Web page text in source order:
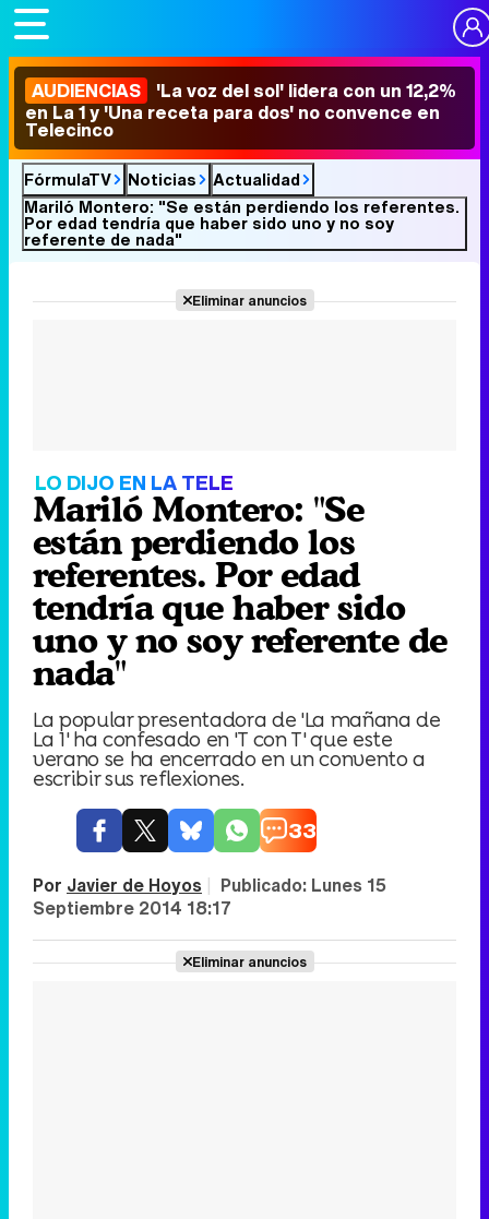
AUDIENCIAS 'La voz del sol' lidera con un 12,2%
en La 1 y 'Una receta para dos' no convence en
Telecinco
FórmulaTV Noticias
Actualidad
Mariló Montero: "Se están perdiendo los referentes.
Por edad tendría que haber sido uno y no soy
referente de nada"
Eliminar anuncios
LO DIJO EN LA TELE
Mariló Montero: "Se
están perdiendo los
referentes. Por edad
tendría que haber sido
uno y no soy referente de
nada"
La popular presentadora de 'La mañana de
La 1' ha confesado en 'T con T' que este
verano se ha encerrado en un convento a
escribir sus reflexiones.
33
Por Javier de Hoyos | Publicado: Lunes 15
Septiembre 2014 18:17
Eliminar anuncios